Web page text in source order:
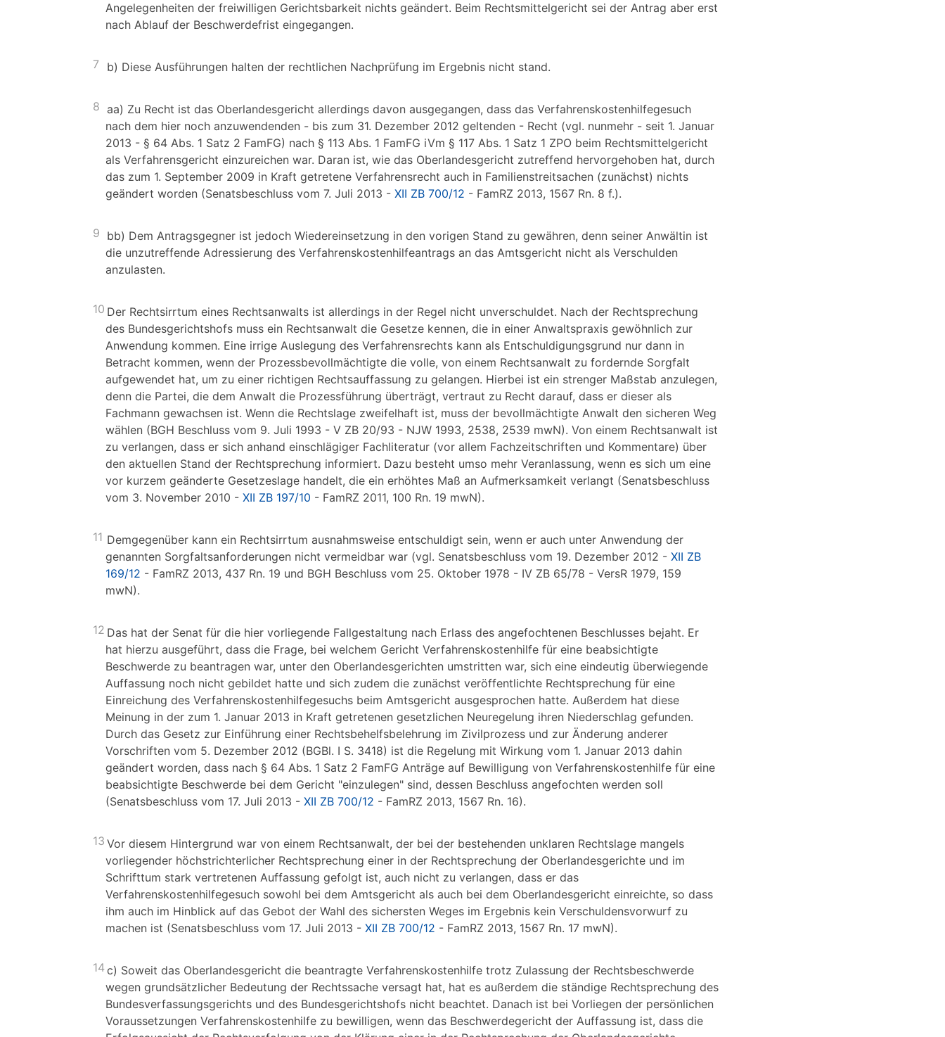
Angelegenheiten der freiwilligen Gerichtsbarkeit nichts geändert. Beim Rechtsmittelgericht sei der Antrag aber erst
nach Ablauf der Beschwerdefrist eingegangen.
7 b) Diese Ausführungen halten der rechtlichen Nachprüfung im Ergebnis nicht stand.
8 aa) Zu Recht ist das Oberlandesgericht allerdings davon ausgegangen, dass das Verfahrenskostenhilfegesuch
nach dem hier noch anzuwendenden - bis zum 31. Dezember 2012 geltenden - Recht (vgl. nunmehr - seit 1. Januar
2013 - § 64 Abs. 1 Satz 2 FamFG) nach § 113 Abs. 1 FamFG iVm § 117 Abs. 1 Satz 1 ZPO beim Rechtsmittelgericht
als Verfahrensgericht einzureichen war. Daran ist, wie das Oberlandesgericht zutreffend hervorgehoben hat, durch
das zum 1. September 2009 in Kraft getretene Verfahrensrecht auch in Familienstreitsachen (zunächst) nichts
geändert worden (Senatsbeschluss vom 7. Juli 2013 - XII ZB 700/12 - FamRZ 2013, 1567 Rn. 8 f.).
9 bb) Dem Antragsgegner ist jedoch Wiedereinsetzung in den vorigen Stand zu gewähren, denn seiner Anwältin ist
die unzutreffende Adressierung des Verfahrenskostenhilfeantrags an das Amtsgericht nicht als Verschulden
anzulasten.
10 Der Rechtsirrtum eines Rechtsanwalts ist allerdings in der Regel nicht unverschuldet. Nach der Rechtsprechung
des Bundesgerichtshofs muss ein Rechtsanwalt die Gesetze kennen, die in einer Anwaltspraxis gewöhnlich zur
Anwendung kommen. Eine irrige Auslegung des Verfahrensrechts kann als Entschuldigungsgrund nur dann in
Betracht kommen, wenn der Prozessbevollmächtigte die volle, von einem Rechtsanwalt zu fordernde Sorgfalt
aufgewendet hat, um zu einer richtigen Rechtsauffassung zu gelangen. Hierbei ist ein strenger Maßstab anzulegen,
denn die Partei, die dem Anwalt die Prozessführung überträgt, vertraut zu Recht darauf, dass er dieser als
Fachmann gewachsen ist. Wenn die Rechtslage zweifelhaft ist, muss der bevollmächtigte Anwalt den sicheren Weg
wählen (BGH Beschluss vom 9. Juli 1993 - V ZB 20/93 - NJW 1993, 2538, 2539 mwN). Von einem Rechtsanwalt ist
zu verlangen, dass er sich anhand einschlägiger Fachliteratur (vor allem Fachzeitschriften und Kommentare) über
den aktuellen Stand der Rechtsprechung informiert. Dazu besteht umso mehr Veranlassung, wenn es sich um eine
vor kurzem geänderte Gesetzeslage handelt, die ein erhöhtes Maß an Aufmerksamkeit verlangt (Senatsbeschluss
vom 3. November 2010 - XII ZB 197/10 - FamRZ 2011, 100 Rn. 19 mwN).
11 Demgegenüber kann ein Rechtsirrtum ausnahmsweise entschuldigt sein, wenn er auch unter Anwendung der
genannten Sorgfaltsanforderungen nicht vermeidbar war (vgl. Senatsbeschluss vom 19. Dezember 2012 - XII ZB
169/12 - FamRZ 2013, 437 Rn. 19 und BGH Beschluss vom 25. Oktober 1978 - IV ZB 65/78 - VersR 1979, 159
mwN).
12 Das hat der Senat für die hier vorliegende Fallgestaltung nach Erlass des angefochtenen Beschlusses bejaht. Er
hat hierzu ausgeführt, dass die Frage, bei welchem Gericht Verfahrenskostenhilfe für eine beabsichtigte
Beschwerde zu beantragen war, unter den Oberlandesgerichten umstritten war, sich eine eindeutig überwiegende
Auffassung noch nicht gebildet hatte und sich zudem die zunächst veröffentlichte Rechtsprechung für eine
Einreichung des Verfahrenskostenhilfegesuchs beim Amtsgericht ausgesprochen hatte. Außerdem hat diese
Meinung in der zum 1. Januar 2013 in Kraft getretenen gesetzlichen Neuregelung ihren Niederschlag gefunden.
Durch das Gesetz zur Einführung einer Rechtsbehelfsbelehrung im Zivilprozess und zur Änderung anderer
Vorschriften vom 5. Dezember 2012 (BGBl. I S. 3418) ist die Regelung mit Wirkung vom 1. Januar 2013 dahin
geändert worden, dass nach § 64 Abs. 1 Satz 2 FamFG Anträge auf Bewilligung von Verfahrenskostenhilfe für eine
beabsichtigte Beschwerde bei dem Gericht "einzulegen" sind, dessen Beschluss angefochten werden soll
(Senatsbeschluss vom 17. Juli 2013 - XII ZB 700/12 - FamRZ 2013, 1567 Rn. 16).
13 Vor diesem Hintergrund war von einem Rechtsanwalt, der bei der bestehenden unklaren Rechtslage mangels
vorliegender höchstrichterlicher Rechtsprechung einer in der Rechtsprechung der Oberlandesgerichte und im
Schrifttum stark vertretenen Auffassung gefolgt ist, auch nicht zu verlangen, dass er das
Verfahrenskostenhilfegesuch sowohl bei dem Amtsgericht als auch bei dem Oberlandesgericht einreichte, so dass
ihm auch im Hinblick auf das Gebot der Wahl des sichersten Weges im Ergebnis kein Verschuldensvorwurf zu
machen ist (Senatsbeschluss vom 17. Juli 2013 - XII ZB 700/12 - FamRZ 2013, 1567 Rn. 17 mwN).
14 c) Soweit das Oberlandesgericht die beantragte Verfahrenskostenhilfe trotz Zulassung der Rechtsbeschwerde
wegen grundsätzlicher Bedeutung der Rechtssache versagt hat, hat es außerdem die ständige Rechtsprechung des
Bundesverfassungsgerichts und des Bundesgerichtshofs nicht beachtet. Danach ist bei Vorliegen der persönlichen
Voraussetzungen Verfahrenskostenhilfe zu bewilligen, wenn das Beschwerdegericht der Auffassung ist, dass die